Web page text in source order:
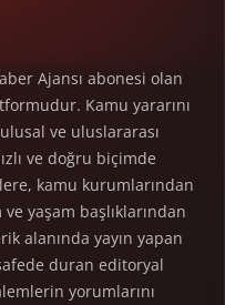
Ajansı abonesi olan
Kamu yararını
ve uluslararası
ve doğru biçimde
kamu kurumlarından
yaşam başlıklarından
alanında yayın yapan
duran editoryal
yorumlarını